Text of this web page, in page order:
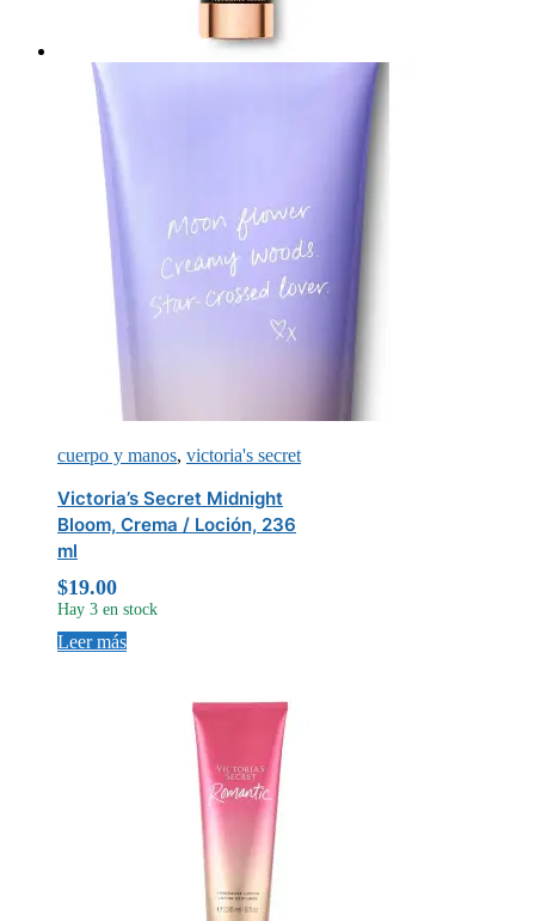
cuerpo y manos, victoria's secret
Victoria’s Secret Midnight
Bloom, Crema / Loción, 236
ml
$19.00
Hay 3 en stock
Leer más